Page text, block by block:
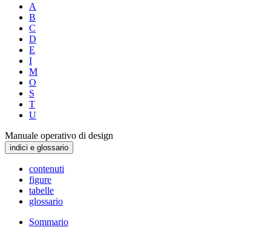
A
B
C
D
E
I
M
O
S
T
U
Manuale operativo di design
indici e glossario
contenuti
figure
tabelle
glossario
Sommario